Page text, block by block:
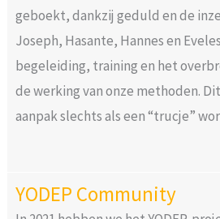
geboekt, dankzij geduld en de
Joseph, Hasante, Hannes en
begeleiding, training en het
de werking van onze methoden.
aanpak slechts als een “trucje”
YODEP Community